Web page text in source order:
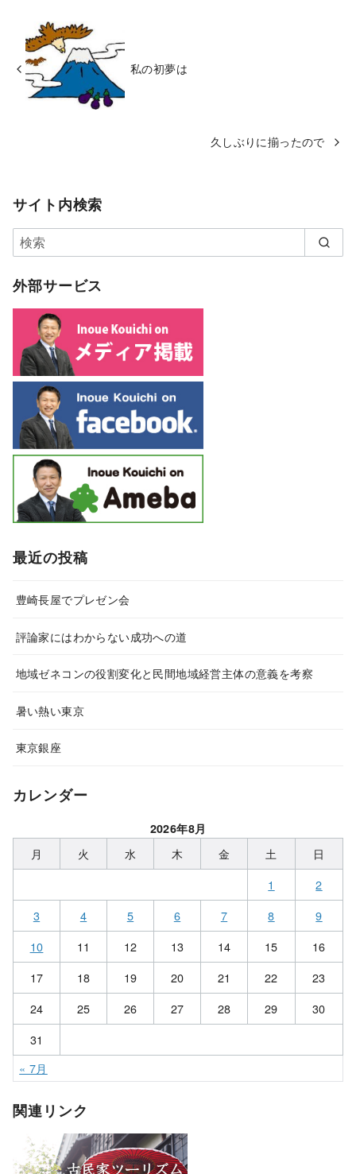
私の初夢は
久しぶりに揃ったので
サイト内検索
外部サービス
最近の投稿
豊崎長屋でプレゼン会
評論家にはわからない成功への道
地域ゼネコンの役割変化と民間地域経営主体の意義を考察
暑い熱い東京
東京銀座
カレンダー
2026年8月
月 火 水 木 金 土
日
1
2
3
4 5 6 7 8
9
10
11 12 13 14 15
16
17
18 19 20 21 22
23
24
25 26 27 28 29
30
31
« 7月
関連リンク